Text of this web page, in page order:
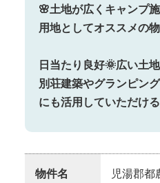
🌸土地が広くキャンプ
用地としてオススメの
日当たり良好🌞広い土
別荘建築やグランピン
にも活用していただけ
物件名
児湯郡